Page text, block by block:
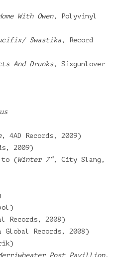
With Owen, Polyvinyl
Swastika , Record
And Drunks, Sixgunlover
, 4AD Records, 2009)
2009)
to (Winter 7“, City Slang,
Records, 2008)
Global Records, 2008)
Post Pavillion,